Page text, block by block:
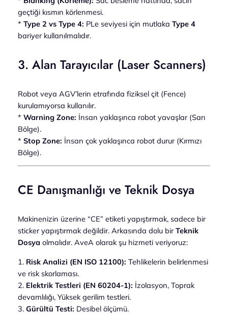
geçtiği kısmın körlenmesi.
* Type 2 vs Type 4: PLe seviyesi için mutlaka Type 4
bariyer kullanılmalıdır.
3. Alan Tarayıcılar (Laser Scanners)
Robot veya AGV’lerin etrafında fiziksel çit (Fence)
kurulamıyorsa kullanılır.
* Warning Zone: İnsan yaklaşınca robot yavaşlar (Sarı
Bölge).
* Stop Zone: İnsan çok yaklaşınca robot durur (Kırmızı
Bölge).
CE Danışmanlığı ve Teknik Dosya
Makinenizin üzerine “CE” etiketi yapıştırmak, sadece bir
sticker yapıştırmak değildir. Arkasında dolu birTeknik
Dosya olmalıdır. AveA olarak şu hizmeti veriyoruz:
1. Risk Analizi (EN ISO 12100): Tehlikelerin belirlenmesi
ve risk skorlaması.
2. Elektrik Testleri (EN 60204-1): İzolasyon, Toprak
devamlılığı, Yüksek gerilim testleri.
3. Gürültü Testi: Desibel ölçümü.